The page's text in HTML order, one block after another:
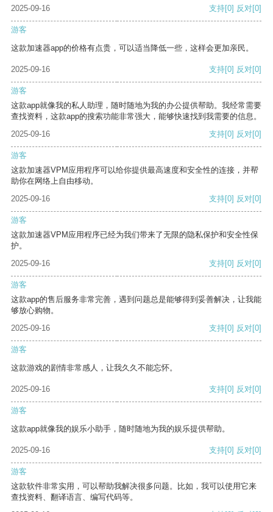
2025-09-16 支持[0] 反对[0]
游客
这款加速器app的价格有点贵，可以适当降低一些，这样会更加亲民。
2025-09-16 支持[0] 反对[0]
游客
这款app就像我的私人助理，随时随地为我的办公提供帮助。我经常需要
查找资料，这款app的搜索功能非常强大，能够快速找到我需要的信息。
2025-09-16
支持[0] 反对[0]
游客
这款加速器VPM应用程序可以给你提供最高速度和安全性的连接，并帮
助你在网络上自由移动。
2025-09-16
支持[0] 反对[0]
游客
这款加速器VPM应用程序已经为我们带来了无限的隐私保护和安全性保
护。
2025-09-16
支持[0] 反对[0]
游客
这款app的售后服务非常完善，遇到问题总是能够得到妥善解决，让我能
够放心购物。
2025-09-16
支持[0] 反对[0]
游客
这款游戏的剧情非常感人，让我久久不能忘怀。
2025-09-16 支持[0] 反对[0]
游客
这款app就像我的娱乐小助手，随时随地为我的娱乐提供帮助。
2025-09-16 支持[0] 反对[0]
游客
这款软件非常实用，可以帮助我解决很多问题。比如，我可以使用它来
查找资料、翻译语言、编写代码等。